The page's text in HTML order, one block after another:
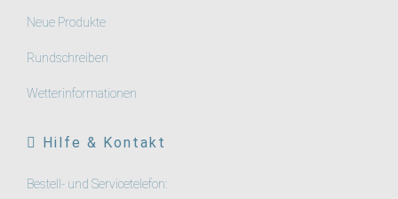
Neue Produkte
Rundschreiben
Wetterinformationen
Hilfe & Kontakt
Bestell- und Servicetelefon: